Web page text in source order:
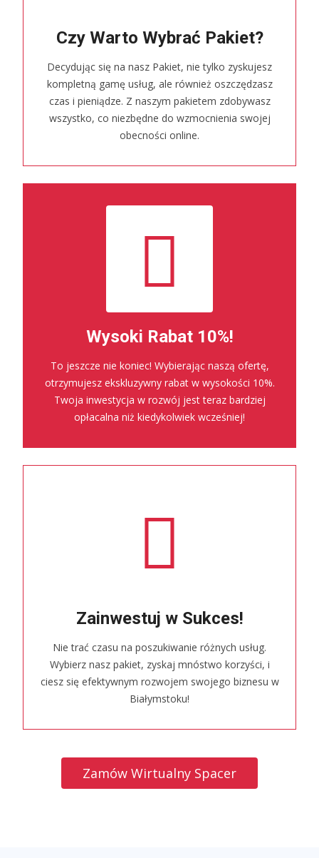
Czy Warto Wybrać Pakiet?
Decydując się na nasz Pakiet, nie tylko zyskujesz
kompletną gamę usług, ale również oszczędzasz
czas i pieniądze. Z naszym pakietem zdobywasz
wszystko, co niezbędne do wzmocnienia swojej
obecności online.
Wysoki Rabat 10%!
To jeszcze nie koniec! Wybierając naszą ofertę,
otrzymujesz ekskluzywny rabat w wysokości 10%.
Twoja inwestycja w rozwój jest teraz bardziej
opłacalna niż kiedykolwiek wcześniej!
Zainwestuj w Sukces!
Nie trać czasu na poszukiwanie różnych usług.
Wybierz nasz pakiet, zyskaj mnóstwo korzyści, i
ciesz się efektywnym rozwojem swojego biznesu w
Białymstoku!
Zamów Wirtualny Spacer